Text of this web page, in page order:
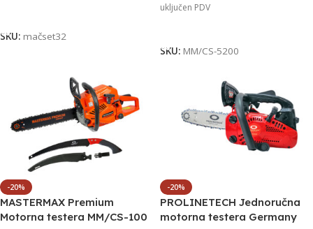
SKU: mačset32
uključen PDV
SKU: MM/CS-5200
-20%
MASTERMAX Premium
Motorna testera MM/CS-100
-20%
PROLINETECH Jednoručna
motorna testera Germany